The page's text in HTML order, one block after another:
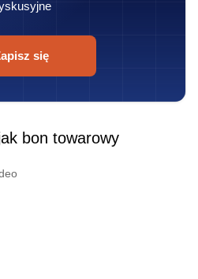
się
bon towarowy